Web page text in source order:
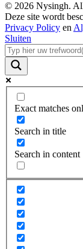
© 2026 Nysingh.
Deze site wordt
Privacy Policy en
Sluiten
Exact matches
Search in title
Search in content